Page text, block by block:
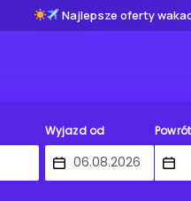
Najlepsze oferty
Wyjazd od